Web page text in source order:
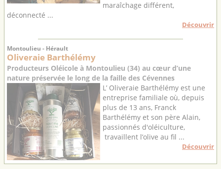
maraîchage différent,
déconnecté ...
Découvrir
Montoulieu - Hérault
Oliveraie Barthélémy
Producteurs Oléicole à Montoulieu (34) au cœur d’une
nature préservée le long de la faille des Cévennes
L’ Oliveraie Barthélémy est une
entreprise familiale où, depuis
plus de 13 ans, Franck
Barthélémy et son père Alain,
passionnés d'oléiculture,
travaillent l’olive au fil ...
Découvrir